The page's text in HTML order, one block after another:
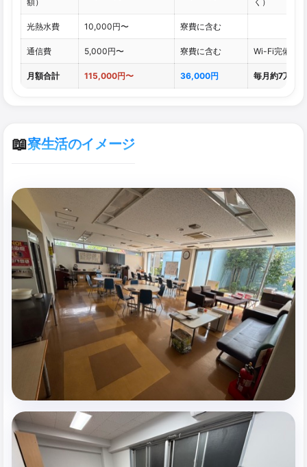
光熱水費 10,000円〜 寮費に含む
通信費 5,000円〜 寮費に含む Wi-Fi完備
月額合計 115,000円〜 36,000円 毎月約7万円
📖寮生活のイメージ